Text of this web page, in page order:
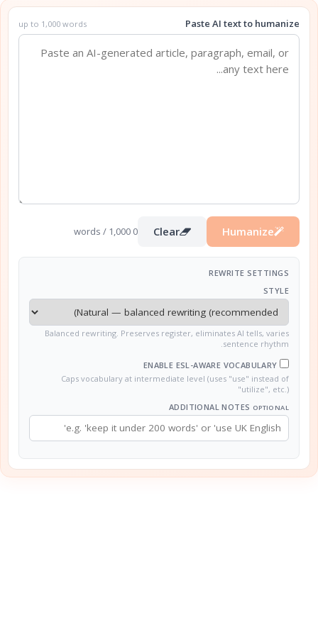
Paste AI text to humanize
up to 1,000 words
Humanize
Clear
0 words / 1,000
REWRITE SETTINGS
STYLE
Balanced rewriting. Preserves register, eliminates AI tells, varies
sentence rhythm.
Caps vocabulary at intermediate level (uses "use" instead of
"utilize", etc.)
ADDITIONAL NOTES OPTIONAL